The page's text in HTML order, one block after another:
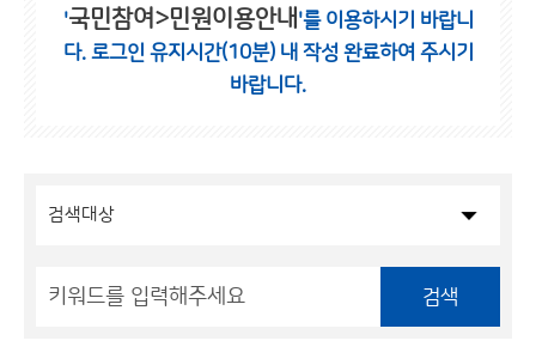
'국민참여>민원이용안내 '를 이용하시기 바랍니
다. 로그인 유지시간(10분) 내 작성 완료하여 주시기
바랍니다.
검색